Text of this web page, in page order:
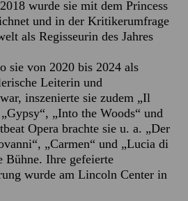
wurde sie mit dem Princess
und in der Kritikerumfrage
als Regisseurin des Jahres
sie von 2020 bis 2024 als
Leiterin und
inszenierte sie zudem „Il
„Into the Woods“ und
Opera brachte sie u. a. „Der
„Carmen“ und „Lucia di
Bühne. Ihre gefeierte
wurde am Lincoln Center in